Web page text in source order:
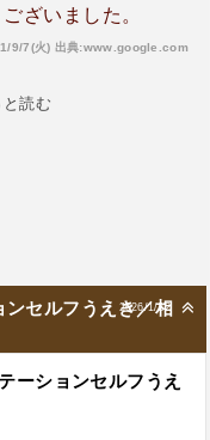
ざいました。
9/7(火) 出典:www.google.com
読む
2026/1/22
セルフうえき／相
ーションセルフうえ